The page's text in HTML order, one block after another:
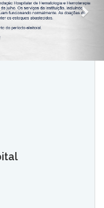
até seis vezes a